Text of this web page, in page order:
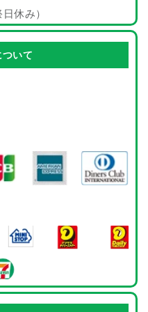
休み）
いて